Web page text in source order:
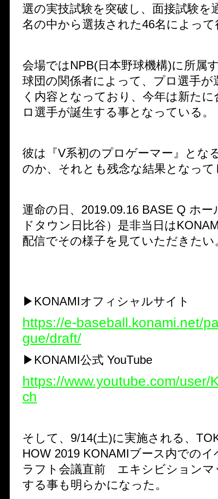
選の実技試験を突破し、面接試験を
名の中から選抜された46名によっ
会場ではNPB(日本野球機構)に所属
球団の関係者によって、プロ選手が
く内容となっており、今年は新たに
ロ選手が誕生する事となっている。
彼は『V系初のプロゲーマー』とな
のか、それとも残念な結果となっ
運命の日、2019.09.16 BASE Q ホー
ドタウン日比谷）是非当日は
配信でその様子を見ていただきたい
▶︎KONAMIオフィシャルサイト
https://e-baseball.konami.net/
gue/draft/
▶︎KONAMI公式 YouTube
https://www.youtube.com/user/
ch
そして、 9/14(土)に実施される、
HOW 2019 KONAMIブース内での
ラフト会議直前 エキシビションマ
する事も明らかになった。